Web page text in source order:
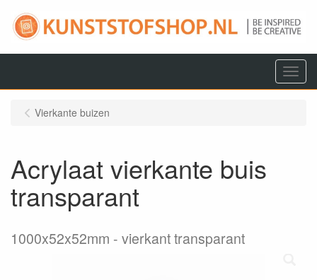
Menu
Vierkante buizen
Acrylaat vierkante buis
transparant
1000x52x52mm vierkant transparant